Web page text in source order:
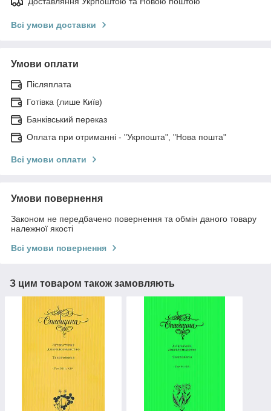
Всі умови доставки
Умови оплати
Післяплата
Готівка (лише Київ)
Банківський переказ
Оплата при отриманні - "Укрпошта", "Нова пошта"
Всі умови оплати
Умови повернення
Законом не передбачено повернення та обмін даного товару
належної якості
Всі умови повернення
З цим товаром також замовляють